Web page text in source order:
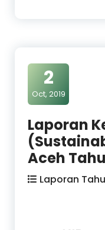
2
Oct, 2019
Laporan
Aceh
Laporan